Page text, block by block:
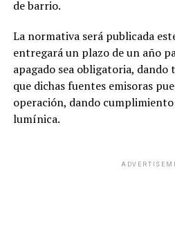
de barrio.
La normativa será publicada
entregará un plazo de un año
apagado sea obligatoria,
que dichas fuentes emisoras
operación, dando
lumínica.